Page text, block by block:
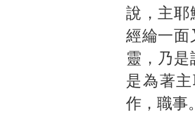
說，主耶
經綸一面
靈，乃
是為著
作，職事